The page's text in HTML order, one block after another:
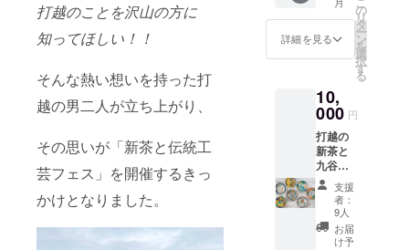
打越のことを沢山の方に
知ってほしい！！
そんな熱い想いを持った打
越の男二人が立ち上がり、
その思いが「新茶と伝統工
芸フェス」を開催するきっ
かけとなりました。
及び添
の食品
表示は
ラベル
に表記
されま
す。 商
品開封
前には
必ずお
届けの
リター
ンに貼
載 ＊
より一
年半
越製茶
農業協
同組
合 石
川県加
賀市打
越町ち
31番地
原材料
及び添
加物等
名】緑
茶（加
賀市
リーフ
100g
【保存
方法】
高温・
多湿を
避け移
り香に
ご注意
くださ
い 【賞
ます。
新茶
は、石
使用。
甘み・
渋みの
バラン
スが良
く、ふ
だん飲
みしや
すい美
味しさ
です。
（18日
の
み）
お礼の
カード
品は総
合受付
にてお
渡しさ
せてい
ただき
ます。
●打越の
新茶 組
合では
「鳳
詳細を見る
の
リ
タ
ー
ン
を
選
択
す
る
10,
000 円
打越の
新茶と
九谷結
窯オリ
ジナル
九谷焼
豆皿（3
寸）２
支援
者：
9人
お届
け予